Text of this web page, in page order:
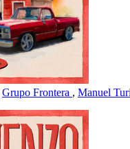
Grupo Frontera , Manuel